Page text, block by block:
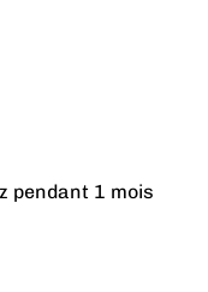
pendant 1 mois